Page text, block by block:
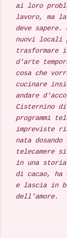
ai loro
lavoro, ma
deve
nuovi locali
trasformare
d'arte
cosa che
cucinare
andare
Cisternino
programmi
impreviste
nata
telecamere
in una storia
di cacao,
e lascia in
dell'amore.